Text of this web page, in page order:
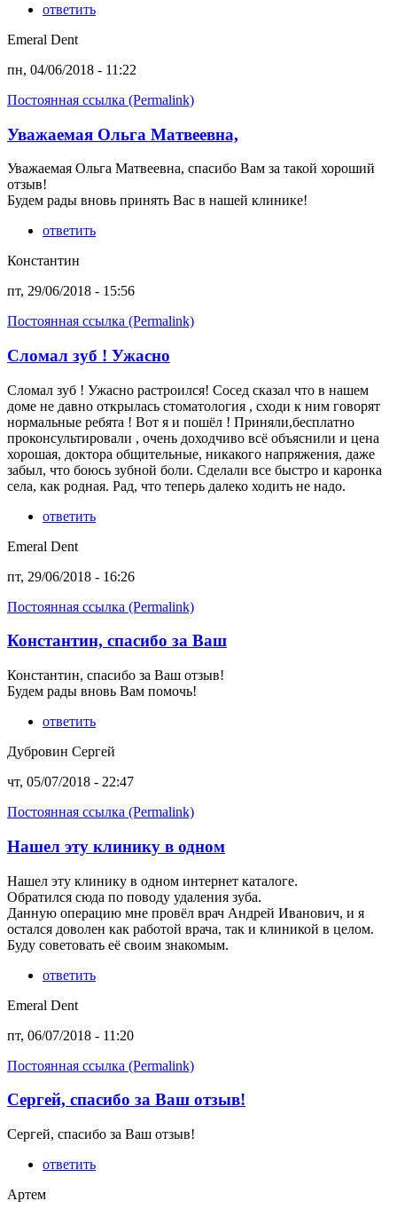
ответить
Emeral Dent
пн, 04/06/2018 - 11:22
Постоянная ссылка (Permalink)
Уважаемая Ольга Матвеевна,
Уважаемая Ольга Матвеевна, спасибо Вам за такой хороший
отзыв!
Будем рады вновь принять Вас в нашей клинике!
ответить
Константин
пт, 29/06/2018 - 15:56
Постоянная ссылка (Permalink)
Сломал зуб ! Ужасно
Сломал зуб ! Ужасно растроился! Сосед сказал что в нашем
доме не давно открылась стоматология , сходи к ним говорят
нормальные ребята ! Вот я и пошёл ! Приняли,бесплатно
проконсультировали , очень доходчиво всё объяснили и цена
хорошая, доктора общительные, никакого напряжения, даже
забыл, что боюсь зубной боли. Сделали все быстро и каронка
села, как родная. Рад, что теперь далеко ходить не надо.
ответить
Emeral Dent
пт, 29/06/2018 - 16:26
Постоянная ссылка (Permalink)
Константин, спасибо за Ваш
Константин, спасибо за Ваш отзыв!
Будем рады вновь Вам помочь!
ответить
Дубровин Сергей
чт, 05/07/2018 - 22:47
Постоянная ссылка (Permalink)
Нашел эту клинику в одном
Нашел эту клинику в одном интернет каталоге.
Обратился сюда по поводу удаления зуба.
Данную операцию мне провёл врач Андрей Иванович, и я
остался доволен как работой врача, так и клиникой в целом.
Буду советовать её своим знакомым.
ответить
Emeral Dent
пт, 06/07/2018 - 11:20
Постоянная ссылка (Permalink)
Сергей, спасибо за Ваш отзыв!
Сергей, спасибо за Ваш отзыв!
ответить
Артем